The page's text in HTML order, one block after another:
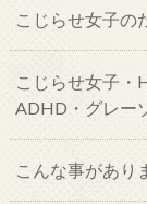
こじらせ女子の
こじらせ女子・
ADHD・グレー
こんな事があり